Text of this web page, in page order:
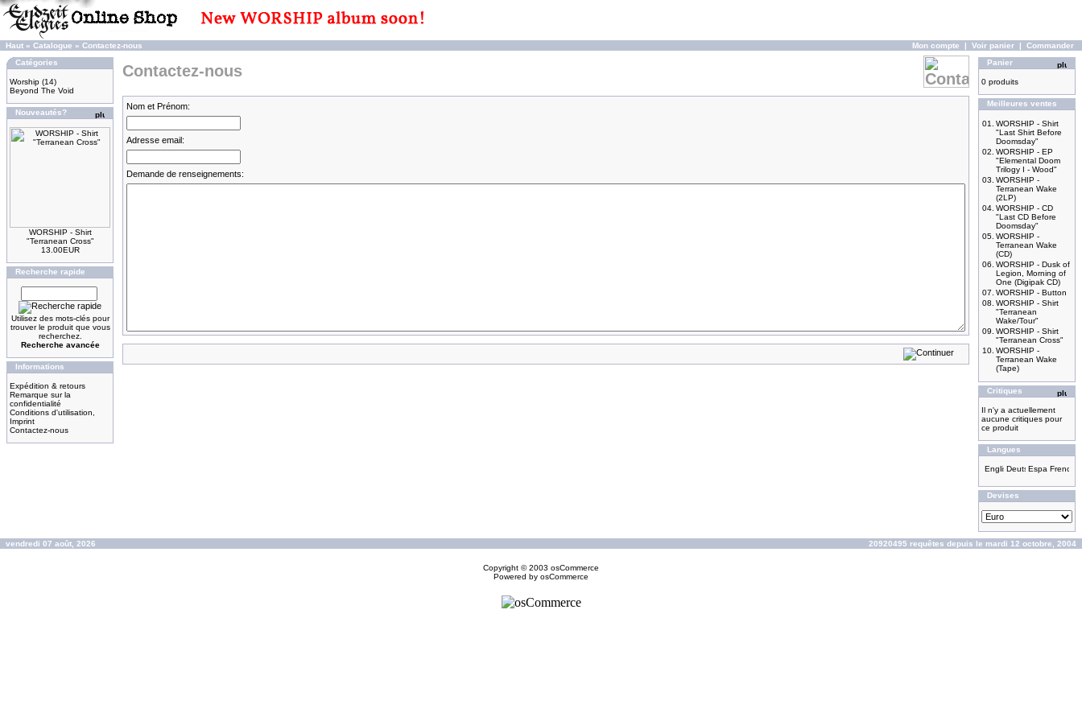
Haut » Catalogue » Contactez-nous Mon compte | Voir panier | Commander
Catégories
Worship (14)
Beyond The Void
Nouveautés?
WORSHIP - Shirt
"Terranean Cross"
13.00EUR
Recherche rapide
Utilisez des mots-clés pour
trouver le produit que vous
recherchez.
Recherche avancée
Informations
Expédition & retours
Remarque sur la
confidentialité
Conditions d'utilisation,
Imprint
Contactez-nous
Contactez-nous
Nom et Prénom:
Adresse email:
Demande de renseignements:
Panier
0 produits
Meilleures ventes
01.
WORSHIP - Shirt
"Last Shirt Before
Doomsday"
02. WORSHIP - EP
"Elemental Doom
Trilogy I - Wood"
03. WORSHIP -
Terranean Wake
(2LP)
04. WORSHIP - CD
"Last CD Before
Doomsday"
05. WORSHIP -
Terranean Wake
(CD)
06. WORSHIP - Dusk of
Legion, Morning of
One (Digipak CD)
07. WORSHIP - Button
08. WORSHIP - Shirt
"Terranean
Wake/Tour"
09. WORSHIP - Shirt
"Terranean Cross"
10. WORSHIP -
Terranean Wake
(Tape)
Critiques
Il n'y a actuellement
aucune critiques pour
ce produit
Langues
Devises
vendredi 07 août, 2026 20920495 requêtes depuis le mardi 12 octobre, 2004
Copyright © 2003 osCommerce
Powered by osCommerce